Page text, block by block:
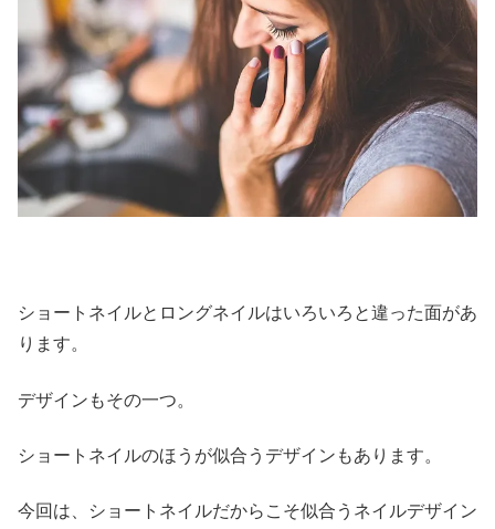
ショートネイルとロングネイルはいろいろと違った面があ
ります。
デザインもその一つ。
ショートネイルのほうが似合うデザインもあります。
今回は、ショートネイルだからこそ似合うネイルデザイン